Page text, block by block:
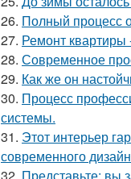
26. Полный процесс
27. Ремонт квартиры
28. Современное
29. Как же он
30. Процесс
системы.
31. Этот интерьер
современного